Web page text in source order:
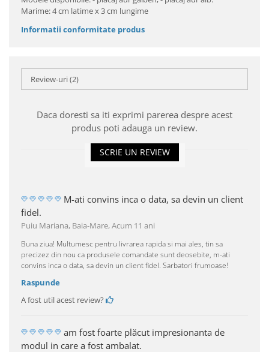
Marime: 4 cm latime x 3 cm lungime
Informatii conformitate produs
Review-uri(2)
Daca doresti sa iti exprimi parerea despre acest
produs poti adauga un review.
SCRIE UN REVIEW
M-ati convins inca o data, sa devin un client
fidel.
Puiu Mariana, Baia-Mare,Acum 11 ani
Buna ziua! Multumesc pentru livrarea rapida si mai ales, tin sa
precizez din nou ca produsele comandate sunt deosebite, m-ati
convins inca o data, sa devin un client fidel. Sarbatori frumoase!
Raspunde
A fost util acest review?
am fost foarte plăcut impresionanta de
modul in care a fost ambalat.